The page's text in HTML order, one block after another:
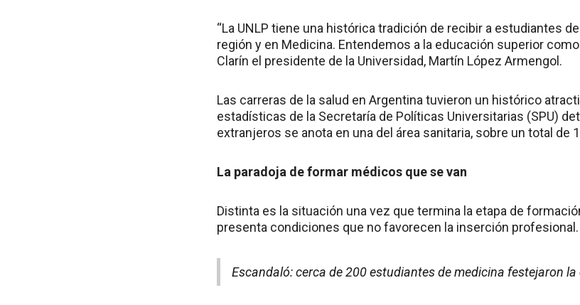
“La UNLP tiene una histórica tradición de recibir a estudiantes
región y en Medicina. Entendemos a la educación superior
Clarín el presidente de la Universidad, Martín López Armengol.
Las carreras de la salud en Argentina tuvieron un histórico
estadísticas de la Secretaría de Políticas Universitarias (SPU)
extranjeros se anota en una del área sanitaria, sobre un total de
La paradoja de formar médicos que se van
Distinta es la situación una vez que termina la etapa de
presenta condiciones que no favorecen la inserción profesional.
Escandaló: cerca de 200 estudiantes de medicina festejaron la